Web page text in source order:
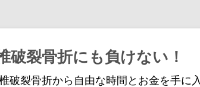
破裂骨折にも負けない！
破裂骨折から自由な時間とお金を手に